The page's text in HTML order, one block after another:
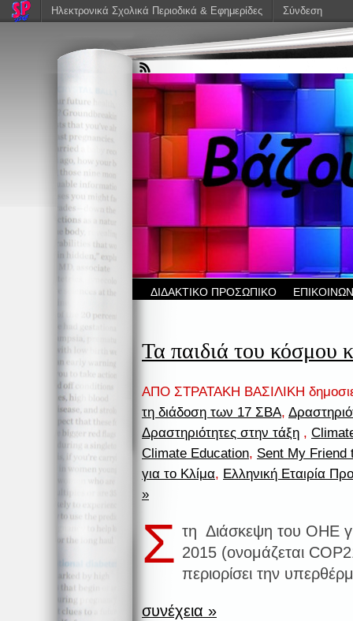
ΔΙΔΑΚΤΙΚΟ ΠΡΟΣΩΠΙΚΟ
Τα παιδιά του κόσμου
ΑΠΟ ΣΤΡΑΤΑΚΗ ΒΑΣΙΛΙΚΗ
τη διάδοση των 17 ΣΒΑ,
Δραστηριότητες στην τάξη ,
Climate Education, Sent My Friend
για το Κλίμα, Ελληνική Εταιρία
»
Σ τη Διάσκεψη του ΟΗΕ
2015 (ονομάζεται
περιορίσει την
συνέχεια »
Ηλεκτρονικά Σχολικά Περιοδικά & Εφημερίδες Σύνδεση